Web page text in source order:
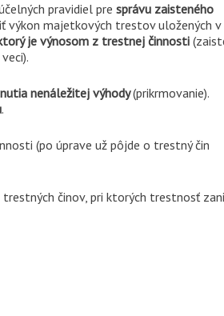
pravidiel pre správu zaisteného
výkon majetkových trestov uložených v
je výnosom z trestnej činnosti
nenáležitej výhody(prikrmovanie).
.
(po úprave už pôjde o trestný čin
činov, pri ktorých trestnosť